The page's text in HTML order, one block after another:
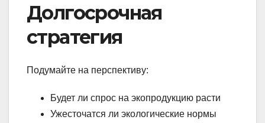
Долгосрочная
стратегия
Подумайте на перспективу:
Будет ли спрос на экопродукцию расти
Ужесточатся ли экологические нормы